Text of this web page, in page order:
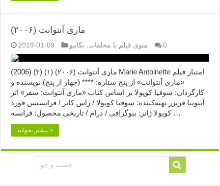
ماری آنتوانت (۲۰۰۶)
2019-01-09 منوی فیلم با مخلفات نگاتیو 0
ماری آنتوانت (۲۰۰۶) (۱) (۲) (2006) Marie Antoinette امتیاز فیلم
«ماری آنتوانت» از پنج ستاره: **** (چهار از پنج) نویسنده و
کارگردان: سوفیا کوپولا بر اساس کتاب «ماری آنتوانت: سفر» اثر
آنتونیا فریزر تهیه‌کننده: سوفیا کوپولا / راس کاتز / فرانسیس فورد
کوپولا ژانر: بیوگرافی / درام / تاریخی محصول: فرانسه …
بیشتر بخوانید »